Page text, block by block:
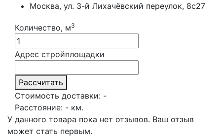
Москва, ул. 3-й Лихачёвский переулок, 8с27
Количество, м3
Адрес стройплощадки
Рассчитать
Стоимость доставки: -
Расстояние: - км.
У данного товара пока нет отзывов. Ваш отзыв
может стать первым.